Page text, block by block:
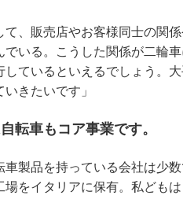
て、販売店やお客様同士の関
いる。こうした関係が二輪
しているといえるでしょう。
きたいです」
転車もコア事業です。
車製品を持っている会社は少
場をイタリアに保有。私ども